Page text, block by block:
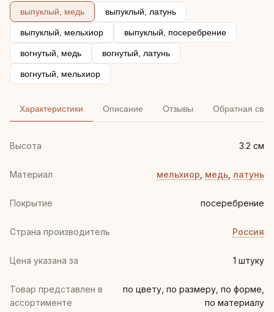
выпуклый, медь выпуклый, латунь
выпуклый, мельхиор выпуклый, посеребрение
вогнутый, медь вогнутый, латунь
вогнутый, мельхиор
Характеристики Описание Отзывы Обратная
Высота 3.2 см
Материал мельхиор медь латунь
Покрытие посеребрение
Страна производитель Россия
Цена указана за 1 штуку
Товар представлен в
ассортименте
по цвету, по размеру, по форме,
по материалу